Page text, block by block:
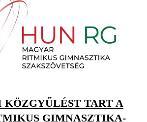
TART A
GIMNASZTIKA-